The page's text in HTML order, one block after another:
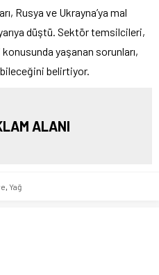
Rusya ve Ukrayna’ya mal
düştü. Sektör temsilcileri,
yaşanan sorunları,
belirtiyor.
ALANI
Yağ